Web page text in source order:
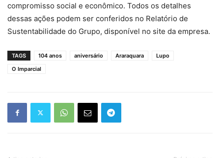
compromisso social e econômico. Todos os detalhes
dessas ações podem ser conferidos no Relatório de
Sustentabilidade do Grupo, disponível no site da empresa.
TAGS 104 anos aniversário Araraquara
Lupo
O Imparcial